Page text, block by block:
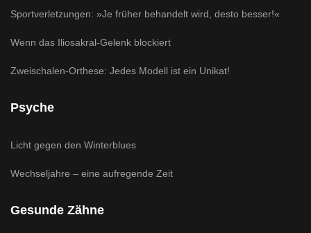
Sportverletzungen: »Je früher behandelt wird, desto besser!«
Wenn das Iliosakral-Gelenk blockiert
Zweischalen-Orthese: Jedes Modell ist ein Unikat!
Psyche
Licht gegen den Winterblues
Wechseljahre – eine aufregende Zeit
Gesunde Zähne